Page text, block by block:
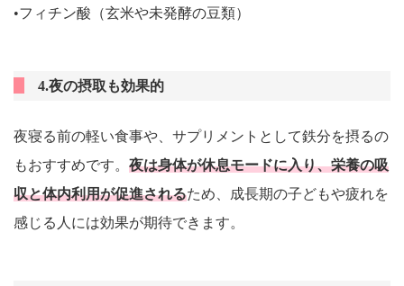
•フィチン酸（玄米や未発酵の豆類）
4.夜の摂取も効果的
夜寝る前の軽い食事や、サプリメントとして鉄分を摂るの
もおすすめです。 夜は身体が休息モードに入り、栄養の吸
収と体内利用が促進されるため、成長期の子どもや疲れを
感じる人には効果が期待できます。